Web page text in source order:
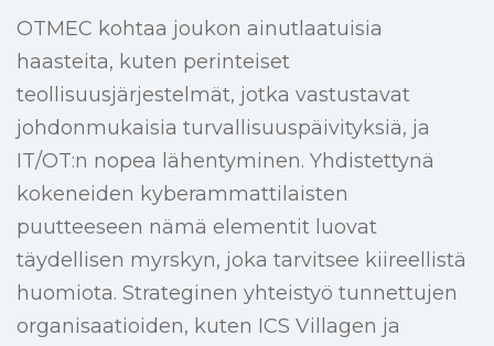
OTMEC kohtaa joukon ainutlaatuisia
haasteita, kuten perinteiset
teollisuusjärjestelmät, jotka vastustavat
johdonmukaisia turvallisuuspäivityksiä, ja
IT/OT:n nopea lähentyminen. Yhdistettynä
kokeneiden kyberammattilaisten
puutteeseen nämä elementit luovat
täydellisen myrskyn, joka tarvitsee kiireellistä
huomiota. Strateginen yhteistyö tunnettujen
organisaatioiden, kuten ICS Villagen ja